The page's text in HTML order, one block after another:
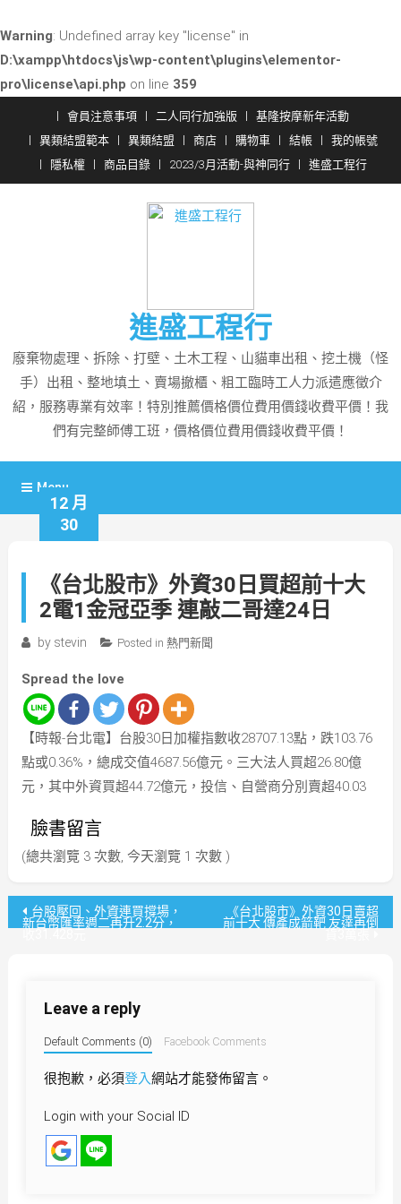
Warning: Undefined array key "license" in
D:\xampp\htdocs\js\wp-content\plugins\elementor-
pro\license\api.php on line 359
content
會員注意事項 二人同行加強版
基隆按摩新年活動
異類結盟範本
異類結盟 商店 購物車 結帳
我的帳號
隱私權
商品目錄 2023/3月活動-與神同行 進盛工程行
進盛工程行
廢棄物處理、拆除、打壁、土木工程、山貓車出租、挖土機（怪
手）出租、整地填土、賣場撤櫃、粗工臨時工人力派遣應徵介
紹，服務專業有效率！特別推薦價格價位費用價錢收費平價！我
們有完整師傅工班，價格價位費用價錢收費平價！
Menu
12 月
30
《台北股市》外資30日買超前十大
2電1金冠亞季 連敲二哥達24日
by stevin Posted in 熱門新聞
Spread the love
【時報-台北電】台股30日加權指數收28707.13點，跌103.76
點或0.36%，總成交值4687.56億元。三大法人買超26.80億
元，其中外資買超44.72億元，投信、自營商分別賣超40.03
臉書留言
(總共瀏覽 3 次數, 今天瀏覽 1 次數 )
文台股壓回、外資連買撐場，
新台幣匯率週二再升2.2分，
《台北股市》外資30日賣超
前十大 傳產成箭靶 友達再倒
Leave a reply
Default Comments (0) Facebook Comments
很抱歉，必須登入網站才能發佈留言。
Login with your Social ID